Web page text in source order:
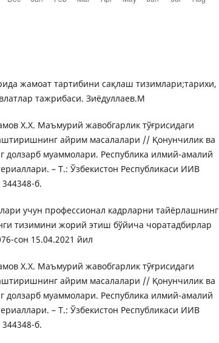
жамоат тартибини сақлаш тизимлари;тарихи,
тажрибаси. Зиёдуллаев.М
Х.Х. Маъмурий жавобгарлик тўғрисидаги
айрим масалалари // Қонунчилик ва
долзарб муаммолари. Республика илмий-амалий
– Т.: Ўзбекистон Республикаси ИИВ
б.
учун профессионал кадрларни тайёрлашнинг
тизимини жорий этиш бўйича чоратадбирлар
сон 15.04.2021 йил
Х.Х. Маъмурий жавобгарлик тўғрисидаги
айрим масалалари // Қонунчилик ва
долзарб муаммолари. Республика илмий-амалий
– Т.: Ўзбекистон Республикаси ИИВ
б.